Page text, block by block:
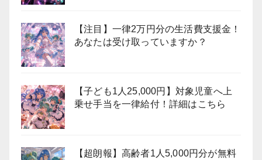
【注目】一律2万円分の生活費支援金！
あなたは受け取っていますか？
【子ども1人25,000円】対象児童へ上
乗せ手当を一律給付！詳細はこちら
【超朗報】高齢者1人5,000円分が無料